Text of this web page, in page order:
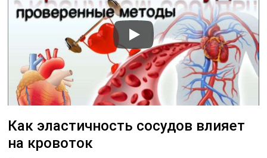
Как эластичность сосудов влияет
на кровоток